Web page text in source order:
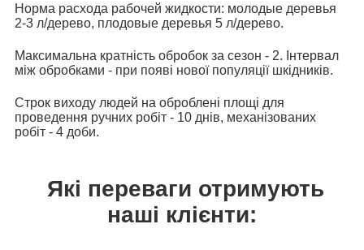
Норма расхода рабочей жидкости: молодые деревья
2-3 л/дерево, плодовые деревья 5 л/дерево.
Максимальна кратність обробок за сезон - 2. Інтервал
між обробками - при появі нової популяції шкідників.
Строк виходу людей на оброблені площі для
проведення ручних робіт - 10 днів, механізованих
робіт - 4 доби.
Які переваги отримують
наші клієнти: